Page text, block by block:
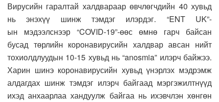
Вирусийн гаралтай халдвараар өвчлөгчдийн 40 хувьд
нь энэхүү шинж тэмдэг илэрдэг. “ENT UK”-
ын мэдээлснээр “COVID-19”-өөс өмнө гарч байсан
бусад төрлийн коронавирусийн халдвар авсан нийт
тохиолдлуудын 10-15 хувьд нь “anosmia” илэрч байжээ.
Харин шинэ коронавирусийн хувьд үнэрлэх мэдрэмж
алдагдах шинж тэмдэг илэрч байгаад мэргэжилтнүүд
ихэд анхаарлаа хандуулж байгаа нь ихэвчлэн хөнгөн